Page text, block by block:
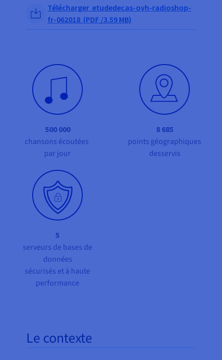
Disponibilités par régions
Roadmap & Changelog
Roadmap & Changelog
Share on Facebook
Share on Twitter
Share on Linkedin
Télécharger etudedecas-ovh-radioshop-
fr-062018 (PDF /3.59 MB)
500 000
chansons écoutées
par jour
8 685
points géographiques
desservis
5
serveurs de bases de
données
sécurisés et à haute
performance
Le contexte